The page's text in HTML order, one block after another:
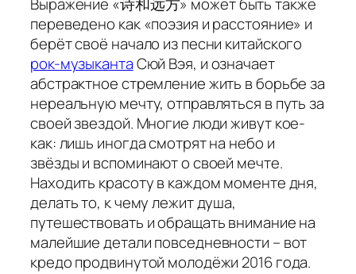
переведено как «поэзия и расстояние» и
берёт своё начало из песни китайского
рок-музыкантаСюй Вэя, и означает
абстрактное стремление жить в борьбе за
нереальную мечту, отправляться в путь за
своей звездой. Многие люди живут кое-
как: лишь иногда смотрят на небо и
звёзды и вспоминают о своей мечте.
Находить красоту в каждом моменте дня,
делать то, к чему лежит душа,
путешествовать и обращать внимание на
малейшие детали повседневности – вот
кредо продвинутой молодёжи 2016 года.